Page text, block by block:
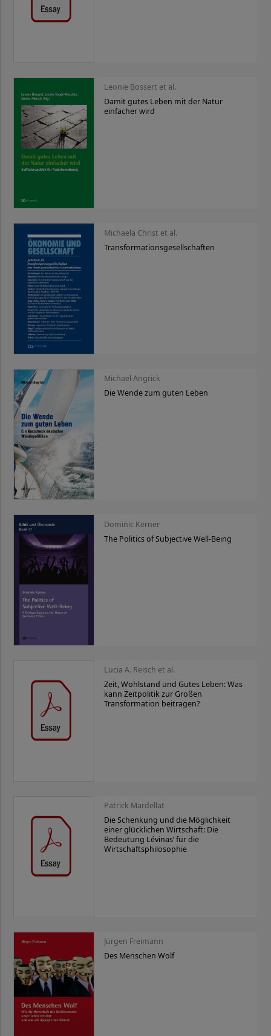
Leonie Bossert et al.
Damit gutes Leben mit der Natur
einfacher wird
Michaela Christ et al.
Transformationsgesellschaften
Michael Angrick
Die Wende zum guten Leben
Dominic Kerner
The Politics of Subjective Well-Being
Lucia A. Reisch et al.
Zeit, Wohlstand und Gutes Leben: Was
kann Zeitpolitik zur Großen
Transformation beitragen?
Patrick Mardellat
Die Schenkung und die Möglichkeit
einer glücklichen Wirtschaft: Die
Bedeutung Lévinas’ für die
Wirtschaftsphilosophie
Jürgen Freimann
Des Menschen Wolf